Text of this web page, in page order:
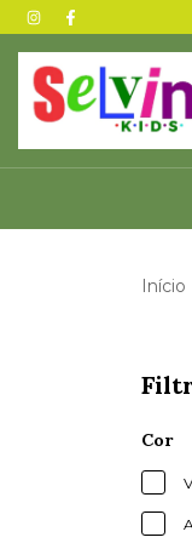
agora — pode acabar ⏰
Início
Cor